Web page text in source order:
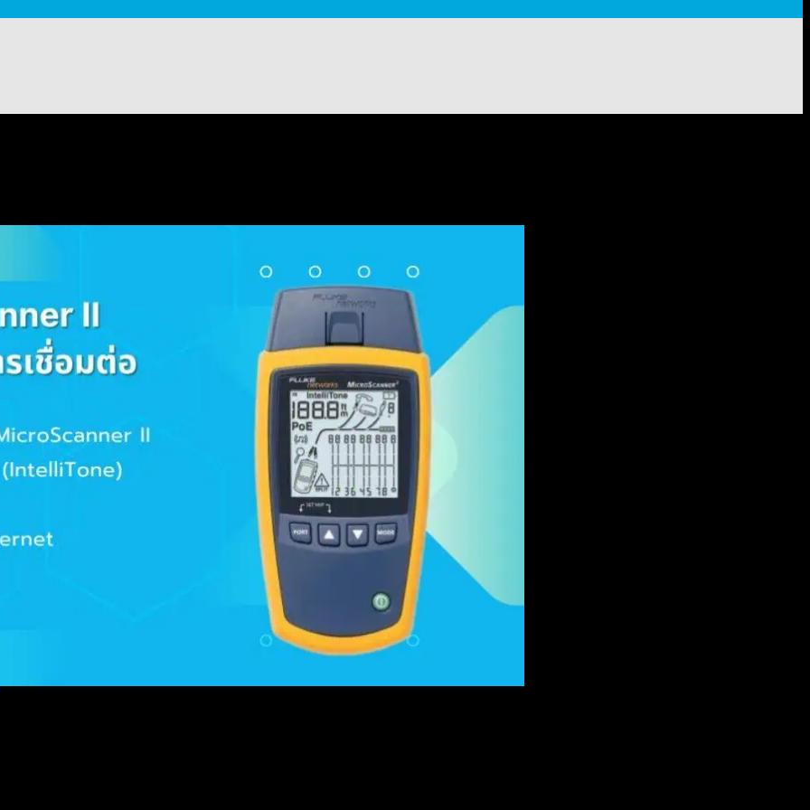
แลน และการเชื่อมต่อ
ห้การทดสอบสายสำหรับระบบเสียง (Voice), ข้อมูล (Data) และวิดีโอ (Video) เป็นเรื่องง่ายขึ้น โดยสามารถแสดงผลจากเดิมที่